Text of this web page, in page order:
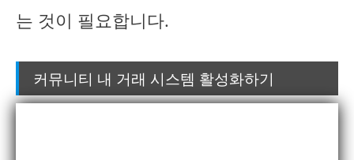
는 것이 필요합니다.
커뮤니티 내 거래 시스템 활성화하기